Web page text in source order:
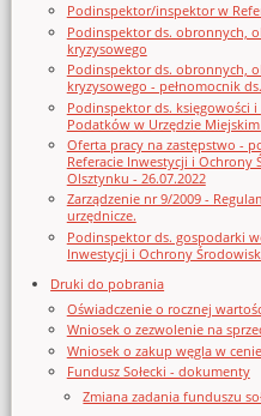
Podinspektor/inspektor w
Podinspektor ds. obronnych,
kryzysowego
Podinspektor ds. obronnych,
kryzysowego - pełnomocnik
Podinspektor ds. księgowości
Podatków w Urzędzie
Oferta pracy na zastępstwo -
Referacie Inwestycji i Ochrony
Olsztynku - 26.07.2022
Zarządzenie nr 9/2009 -
urzędnicze.
Podinspektor ds. gospodarki
Inwestycji i Ochrony
Druki do pobrania
Oświadczenie o rocznej
Wniosek o zezwolenie na
Wniosek o zakup węgla w
Fundusz Sołecki - dokumenty
Zmiana zadania funduszu